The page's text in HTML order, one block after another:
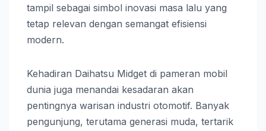
tampil sebagai simbol inovasi masa lalu yang
tetap relevan dengan semangat efisiensi
modern.
Kehadiran Daihatsu Midget di pameran mobil
dunia juga menandai kesadaran akan
pentingnya warisan industri otomotif. Banyak
pengunjung, terutama generasi muda, tertarik